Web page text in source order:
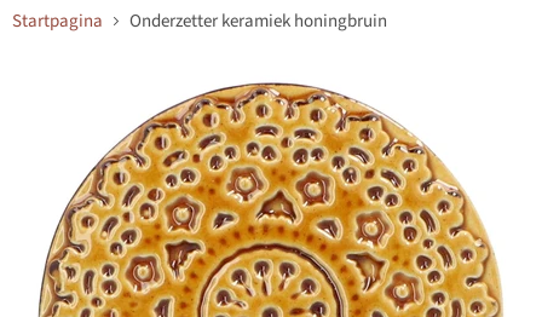
Startpagina Onderzetter keramiek honingbruin